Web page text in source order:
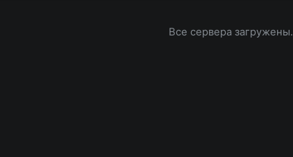
Все сервера загружены.